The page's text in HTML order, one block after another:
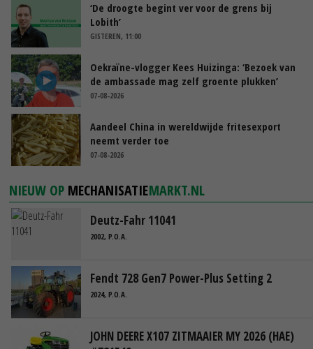
‘De droogte begint ver voor de grens bij
Lobith’
GISTEREN, 11:00
Oekraïne-vlogger Kees Huizinga: ‘Bezoek van
de ambassade mag zelf groente plukken’
07-08-2026
Aandeel China in wereldwijde fritesexport
neemt verder toe
07-08-2026
NIEUW OP MECHANISATIEMARKT.NL
Deutz-Fahr 11041
2002, P.O.A.
Fendt 728 Gen7 Power-Plus Setting 2
2024, P.O.A.
JOHN DEERE X107 ZITMAAIER MY 2026 (HAE)